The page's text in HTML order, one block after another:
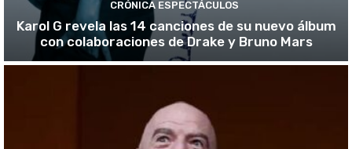
CRÓNICA ESPECTÁCULOS
Karol G revela las 14 canciones de su nuevo álbum
con colaboraciones de Drake y Bruno Mars